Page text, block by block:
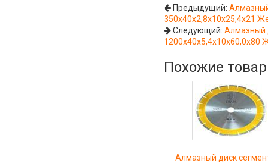
Предыдущий:
350х40х2,8х10х25,4х21
Следующий:Алмазный
Похожие
Алмазный диск